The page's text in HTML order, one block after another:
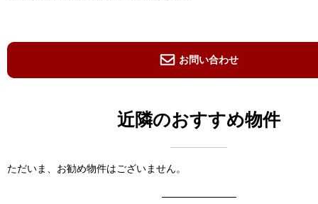
お問い合わせ
近隣のおすすめ物件
ただいま、お勧め物件はございません。